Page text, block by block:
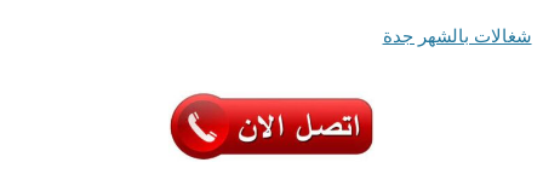
شغالات بالشهر جدة